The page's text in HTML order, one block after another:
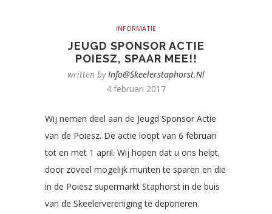
INFORMATIE
JEUGD SPONSOR ACTIE
POIESZ, SPAAR MEE!!
written byInfo@skeelerstaphorst.nl
4 februari 2017
Wij nemen deel aan de Jeugd Sponsor Actie
van de Poiesz. De actie loopt van 6 februari
tot en met 1 april. Wij hopen dat u ons helpt,
door zoveel mogelijk munten te sparen en die
in de Poiesz supermarkt Staphorst in de buis
van de Skeelervereniging te deponeren.